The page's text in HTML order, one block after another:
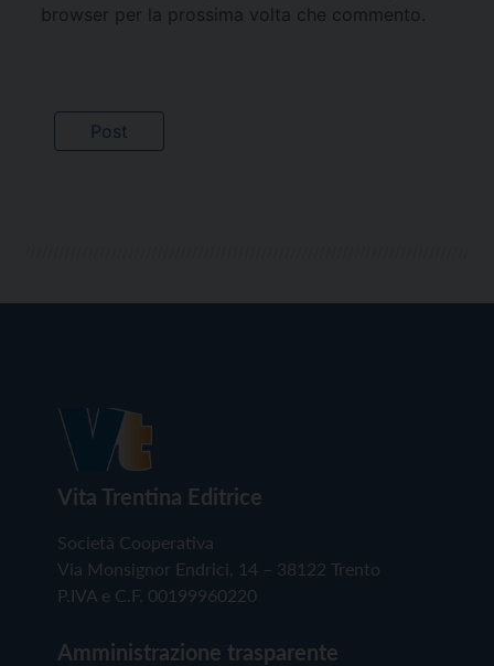
browser per la prossima volta che commento.
Vita Trentina Editrice
Società Cooperativa
Via Monsignor Endrici, 14 – 38122 Trento
P.IVA e C.F. 00199960220
Amministrazione trasparente